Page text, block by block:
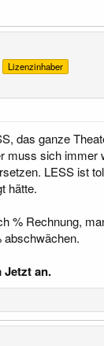
Lizenzinhaber
das ganze
muss sich immer
LESS ist
hätte.
% Rechnung,
abschwächen.
Jetzt an.